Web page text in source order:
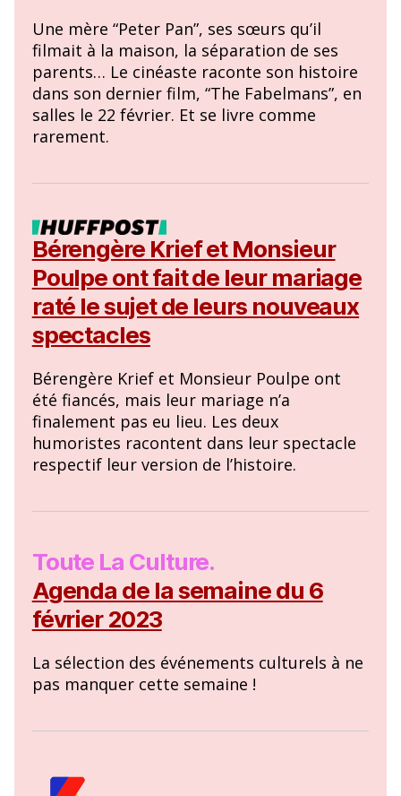
Une mère “Peter Pan”, ses sœurs qu’il
filmait à la maison, la séparation de ses
parents… Le cinéaste raconte son histoire
dans son dernier film, “The Fabelmans”, en
salles le 22 février. Et se livre comme
rarement.
Bérengère Krief et Monsieur
Poulpe ont fait de leur mariage
raté le sujet de leurs nouveaux
spectacles
Bérengère Krief et Monsieur Poulpe ont
été fiancés, mais leur mariage n’a
finalement pas eu lieu. Les deux
humoristes racontent dans leur spectacle
respectif leur version de l’histoire.
Toute La Culture.
Agenda de la semaine du 6
février 2023
La sélection des événements culturels à ne
pas manquer cette semaine !